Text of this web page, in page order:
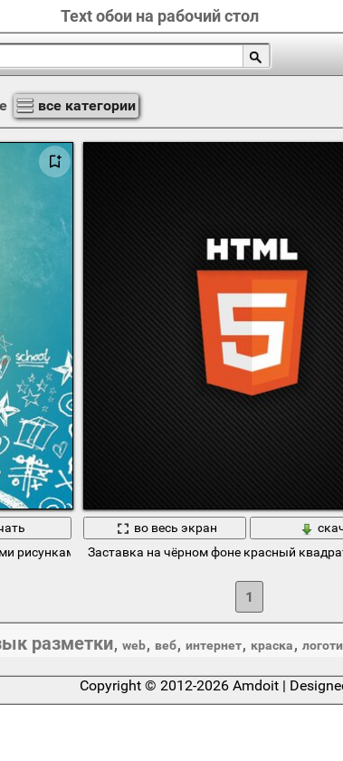
Text обои на рабочий стол
все категории
рисунками
во весь экран
Заставка на чёрном фоне красный
1
разметки, web, веб, интернет, краска,
Copyright © 2012-2026 Amdoit |